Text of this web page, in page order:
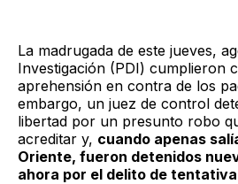
La madrugada de este jueves,
Investigación (PDI) cumplieron
aprehensión en contra de los
embargo, un juez de control
libertad por un presunto robo
acreditar y, cuando apenas
Oriente, fueron detenidos
ahora por el delito de